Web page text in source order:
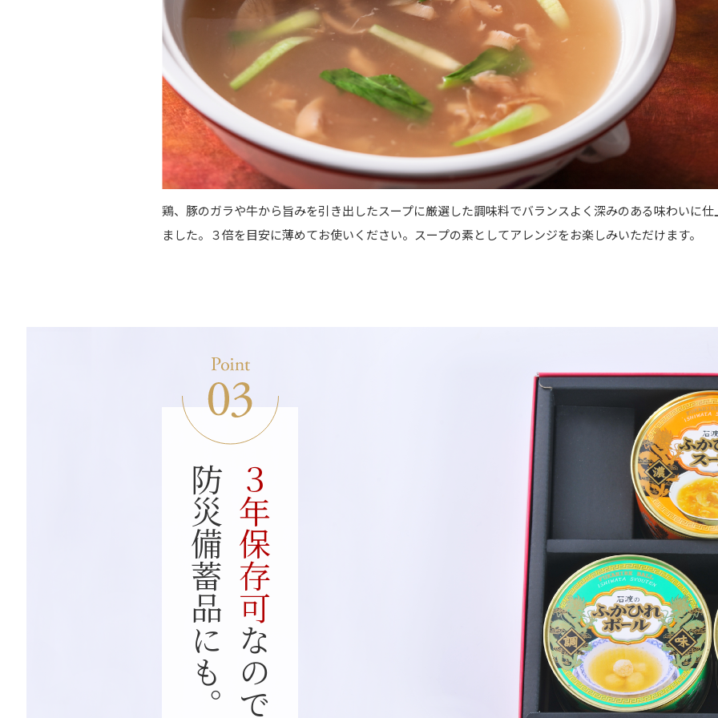
鶏、豚のガラや牛から旨みを引き出したスープに厳選した調味料でバランスよく深みのある味わいに仕
ました。３倍を目安に薄めてお使いください。スープの素としてアレンジをお楽しみいただけます。
３年保存可
なので、
防災備蓄品にも。